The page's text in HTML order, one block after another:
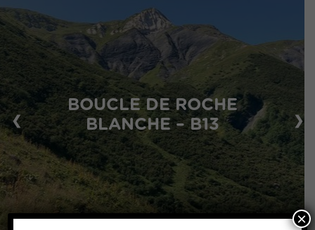
BOUCLE DE ROCHE
BLANCHE – B13
❮ ❯
×